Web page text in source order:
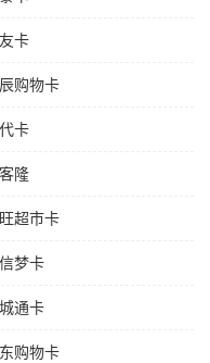
卡
购物卡
卡
隆
超市卡
梦卡
通卡
购物卡